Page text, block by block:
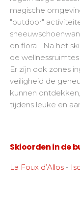
magische
"outdoor"
en flora... Na het
de
Er zijn ook zones
veiligheid de
kunnen
tijdens leuke en
Skioorden in de
La Foux d’Allos -